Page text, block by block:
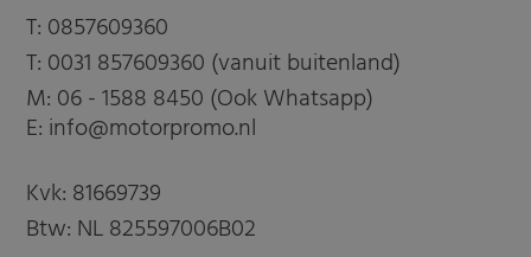
T: 0857609360
T: 0031 857609360 (vanuit buitenland)
M: 06 - 1588 8450 (Ook Whatsapp)
E: info@motorpromo.nl
Kvk: 81669739
Btw: NL 825597006B02